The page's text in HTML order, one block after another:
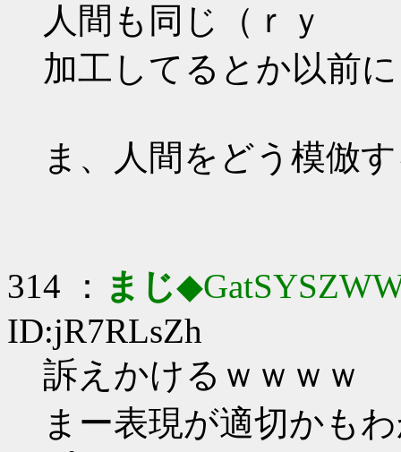
人間も同じ（ｒｙ
加工してるとか以前
ま、人間をどう模倣
314 ： まじ
ID:jR7RLsZh
訴えかけるｗｗｗｗ
まー表現が適切かも